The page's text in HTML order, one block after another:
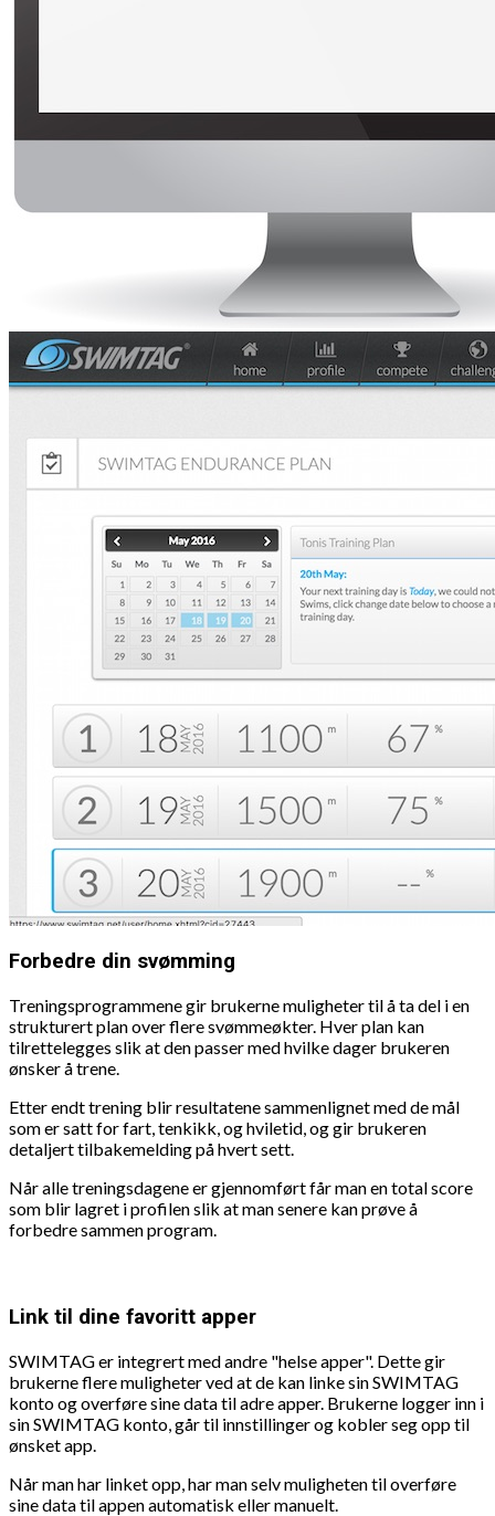
Forbedre din svømming
Treningsprogrammene gir brukerne muligheter til å ta del i en
strukturert plan over flere svømmeøkter. Hver plan kan
tilrettelegges slik at den passer med hvilke dager brukeren
ønsker å trene.
Etter endt trening blir resultatene sammenlignet med de mål
som er satt for fart, tenkikk, og hviletid, og gir brukeren
detaljert tilbakemelding på hvert sett.
Når alle treningsdagene er gjennomført får man en total score
som blir lagret i profilen slik at man senere kan prøve å
forbedre sammen program.
Link til dine favoritt apper
SWIMTAG er integrert med andre "helse apper". Dette gir
brukerne flere muligheter ved at de kan linke sin SWIMTAG
konto og overføre sine data til adre apper. Brukerne logger inn i
sin SWIMTAG konto, går til innstillinger og kobler seg opp til
ønsket app.
Når man har linket opp, har man selv muligheten til overføre
sine data til appen automatisk eller manuelt.